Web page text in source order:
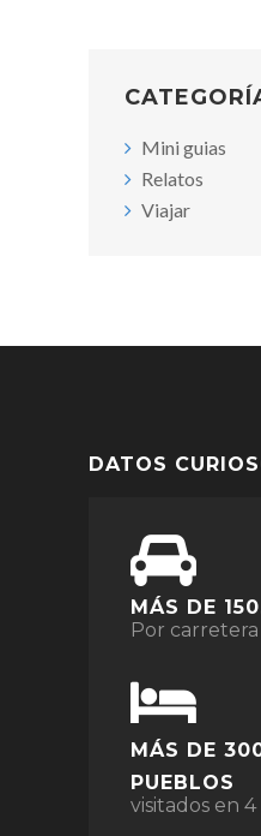
Mini guias
Relatos
Viajar
DATOS
MÁS DE
Por carretera
MÁS DE
PUEBLOS
visitados en 4